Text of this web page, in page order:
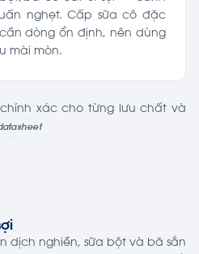
nghẹt. Cấp sữa cô đặc
dòng ổn định, nên dùng
mài mòn.
xác cho từng lưu chất và
dịch nghiền, sữa bột và bã sắn